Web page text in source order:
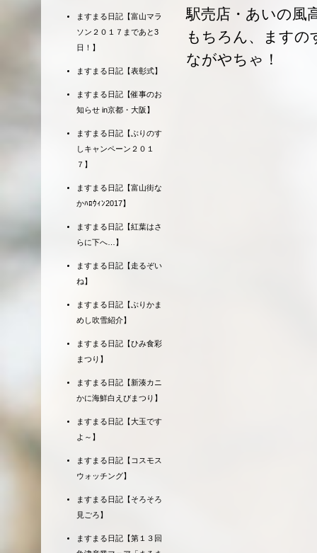
駅売店・あいの風
もちろん、ますの
ながやちゃ！
ますまる日記【富山マラ
ソン２０１７まであと3
日！】
ますまる日記【表彰式】
ますまる日記【催事のお
知らせ in京都・大阪】
ますまる日記【ぶりのす
しキャンペーン２０１
７】
ますまる日記【富山街な
かﾊﾛｳｨﾝ2017】
ますまる日記【紅葉はさ
らに下へ…】
ますまる日記【走るぞい
ね】
ますまる日記【ぶりかま
めし吹雪紹介】
ますまる日記【ひみ食彩
まつり】
ますまる日記【新湊カニ
かに海鮮白えびまつり】
ますまる日記【大玉です
よ～】
ますまる日記【コスモス
ウォッチング】
ますまる日記【そろそろ
見ごろ】
ますまる日記【第１３回